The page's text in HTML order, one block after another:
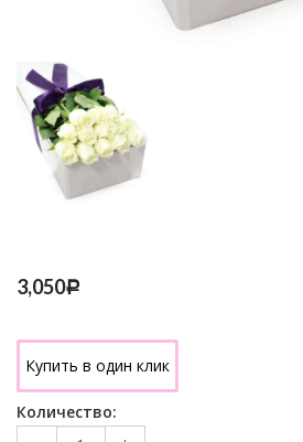
3,050Р
Купить в один клик
Количество: